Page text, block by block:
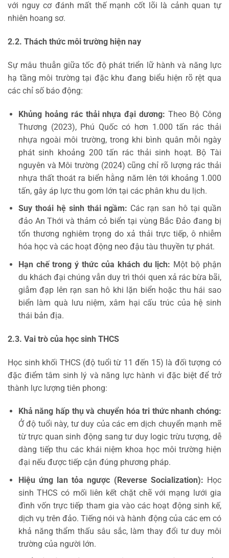
với nguy cơ đánh mất thế mạnh cốt lõi là cảnh quan tự
nhiên hoang sơ.
2.2. Thách thức môi trường hiện nay
Sự mâu thuẫn giữa tốc độ phát triển lữ hành và năng lực
hạ tầng môi trường tại đặc khu đang biểu hiện rõ rệt qua
các chỉ số báo động:
Khủng hoảng rác thải nhựa đại dương: Theo Bộ Công
Thương (2023), Phú Quốc có hơn 1.000 tấn rác thải
nhựa ngoài môi trường, trong khi bình quân mỗi ngày
phát sinh khoảng 200 tấn rác thải sinh hoạt. Bộ Tài
nguyên và Môi trường (2024) cũng chỉ rõ lượng rác thải
nhựa thất thoát ra biển hằng năm lên tới khoảng 1.000
tấn, gây áp lực thu gom lớn tại các phân khu du lịch.
Suy thoái hệ sinh thái ngầm: Các rạn san hô tại quần
đảo An Thới và thảm cỏ biển tại vùng Bắc Đảo đang bị
tổn thương nghiêm trọng do xả thải trực tiếp, ô nhiễm
hóa học và các hoạt động neo đậu tàu thuyền tự phát.
Hạn chế trong ý thức của khách du lịch: Một bộ phận
du khách đại chúng vẫn duy trì thói quen xả rác bừa bãi,
giẫm đạp lên rạn san hô khi lặn biển hoặc thu hái sao
biển làm quà lưu niệm, xâm hại cấu trúc của hệ sinh
thái bản địa.
2.3. Vai trò của học sinh THCS
Học sinh khối THCS (độ tuổi từ 11 đến 15) là đối tượng có
đặc điểm tâm sinh lý và năng lực hành vi đặc biệt để trở
thành lực lượng tiên phong:
Khả năng hấp thụ và chuyển hóa tri thức nhanh chóng:
Ở độ tuổi này, tư duy của các em dịch chuyển mạnh mẽ
từ trực quan sinh động sang tư duy logic trừu tượng, dễ
dàng tiếp thu các khái niệm khoa học môi trường hiện
đại nếu được tiếp cận đúng phương pháp.
Hiệu ứng lan tỏa ngược (Reverse Socialization): Học
sinh THCS có mối liên kết chặt chẽ với mạng lưới gia
đình vốn trực tiếp tham gia vào các hoạt động sinh kế,
dịch vụ trên đảo. Tiếng nói và hành động của các em có
khả năng thẩm thấu sâu sắc, làm thay đổi tư duy môi
trường của người lớn.